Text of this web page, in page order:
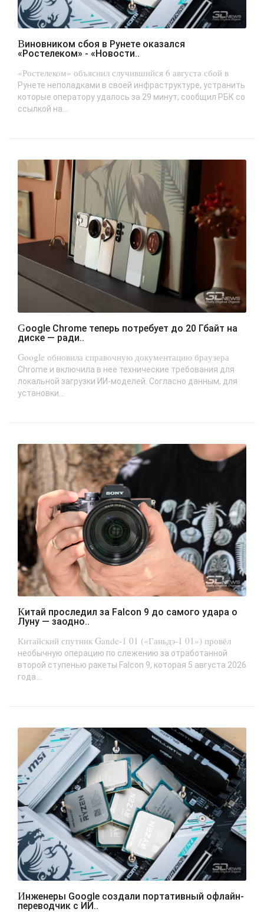
Виновником сбоя в Рунете оказался
«Ростелеком» - «Новости..
«Ростелеком» объяснил случившийся 6 августа сбой в
Рунете неполадками в своей инфраструктуре, устранить
которые оператору удалось за 29 минут, сообщил РБК со
ссылкой на...
Google Chrome теперь потребует до 20 Гбайт на
диске — ради..
Google обновила справочную документацию браузера
Chrome и включила в неё технические требования для
локальной загрузки ИИ-моделей. Согласно данным, для
установки...
Китай проследил за Falcon 9 до самого удара о
Луну — заодно..
Китайский спутник Gande-1 01 («Ганьдэ-1 01») провёл
необычную операцию по слежению за отработанной
второй ступенью ракеты Falcon 9, которая 5 августа 2026
года...
Инженеры Google создали портативный офлайн-
переводчик с ИИ..